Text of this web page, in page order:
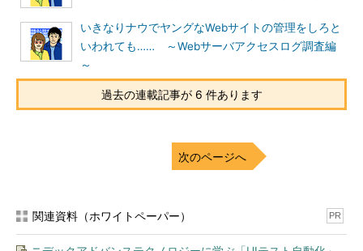
画面4 振り分け設定ダイアログ
「1.ルールの条件を選択してください」では「件名に指定した
言葉が含まれてる場合」にチェックを入れ、「2.ルールのアクシ
ョンを選択してください」では「指定したフォルダに移動する」
いきなりナウでヤングなWebサイトの管理をしろと
いわれても…… ～Webサーバアクセスログ調査編
～
過去の連載記事が 6 件あります
次のページへ
関連資料（ホワイトペーパー） PR